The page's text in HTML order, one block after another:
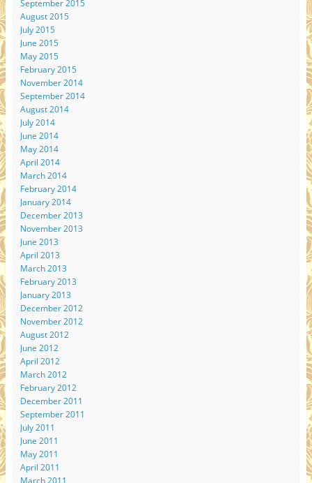
September 2015
August 2015
July 2015
June 2015
May 2015
February 2015
November 2014
September 2014
August 2014
July 2014
June 2014
May 2014
April 2014
March 2014
February 2014
January 2014
December 2013
November 2013
June 2013
April 2013
March 2013
February 2013
January 2013
December 2012
November 2012
August 2012
June 2012
April 2012
March 2012
February 2012
December 2011
September 2011
July 2011
June 2011
May 2011
April 2011
March 2011